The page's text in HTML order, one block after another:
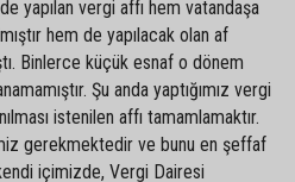
yapılan vergi affı hem vatandaşa
hem de yapılacak olan af
Binlerce küçük esnaf o dönem
Şu anda yaptığımız vergi
istenilen affı tamamlamaktır.
gerekmektedir ve bunu en şeffaf
içimizde, Vergi Dairesi